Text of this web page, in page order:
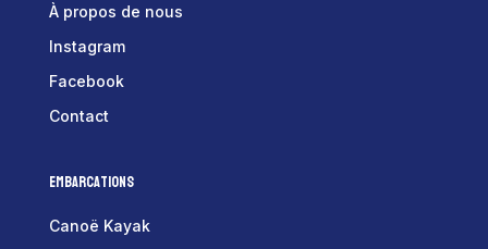
À propos de nous
Instagram
Facebook
Contact
Embarcations
Canoë Kayak